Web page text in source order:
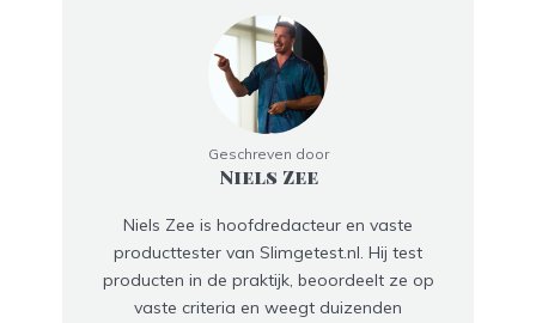
Geschreven door
Niels Zee
Niels Zee is hoofdredacteur en vaste
producttester van Slimgetest.nl. Hij test
producten in de praktijk, beoordeelt ze op
vaste criteria en weegt duizenden